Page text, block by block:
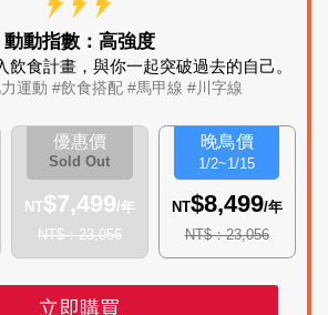
動動指數：高強度
飲食計畫， 與你一起突破過去的自己。
運動 #飲食搭配 #馬甲線 #川字線
優惠價
Sold Out
NT$7,499/年
NT$：23,056
晚鳥價
1/2~1/15
NT$8,499/年
NT$：23,056
立即購買